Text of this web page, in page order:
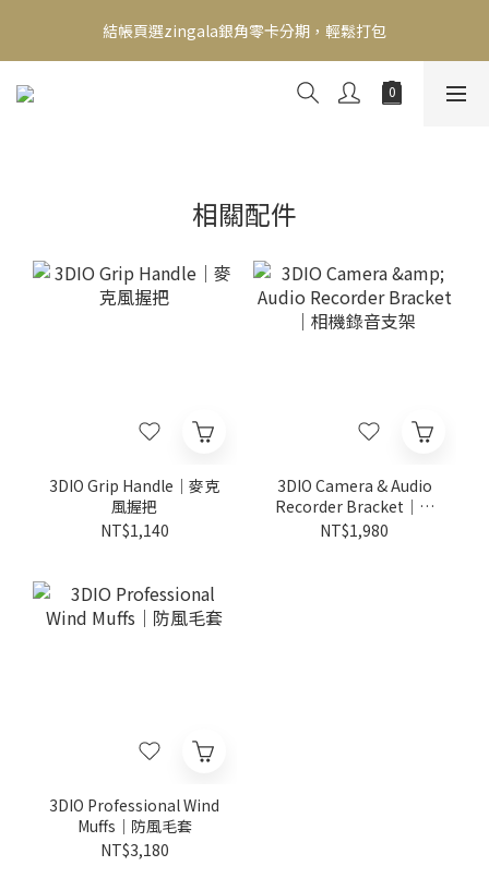
新會員送500！滿額最高回饋2000，刷卡最高12期零利率，馬上了
解👉
結帳頁選zingala銀角零卡分期，輕鬆打包
新會員送500！滿額最高回饋2000，刷卡最高12期零利率，馬上了
相關配件
3DIO Grip Handle｜麥克
風握把
NT$1,140
3DIO Camera & Audio
Recorder Bracket｜相
機錄音支架
NT$1,980
3DIO Professional Wind
Muffs｜防風毛套
NT$3,180